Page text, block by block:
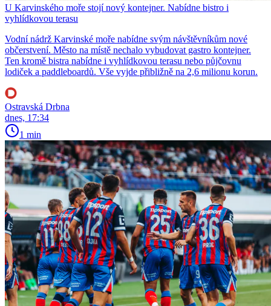
U Karvinského moře stojí nový kontejner. Nabídne bistro i
vyhlídkovou terasu
Vodní nádrž Karvinské moře nabídne svým návštěvníkům nové
občerstvení. Město na místě nechalo vybudovat gastro kontejner.
Ten kromě bistra nabídne i vyhlídkovou terasu nebo půjčovnu
lodiček a paddleboardů. Vše vyjde přibližně na 2,6 milionu korun.
Ostravská Drbna
dnes, 17:34
1 min